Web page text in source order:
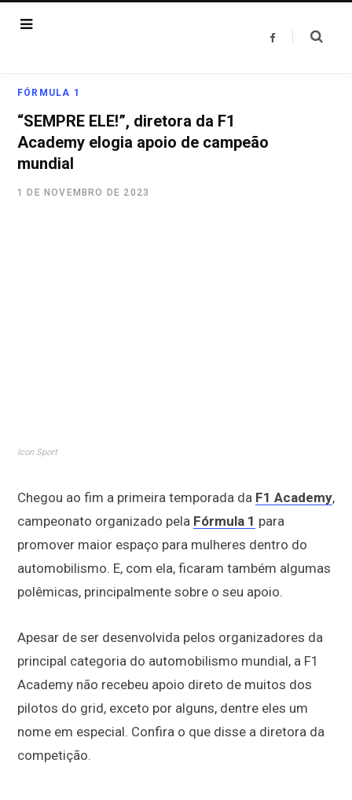
F
FÓRMULA 1
“SEMPRE ELE!”, diretora da F1
Academy elogia apoio de campeão
mundial
1 DE NOVEMBRO DE 2023
Icon Sport
Chegou ao fim a primeira temporada da F1 Academy,
campeonato organizado pela Fórmula 1 para
promover maior espaço para mulheres dentro do
automobilismo. E, com ela, ficaram também algumas
polêmicas, principalmente sobre o seu apoio.
Apesar de ser desenvolvida pelos organizadores da
principal categoria do automobilismo mundial, a F1
Academy não recebeu apoio direto de muitos dos
pilotos do grid, exceto por alguns, dentre eles um
nome em especial. Confira o que disse a diretora da
competição.